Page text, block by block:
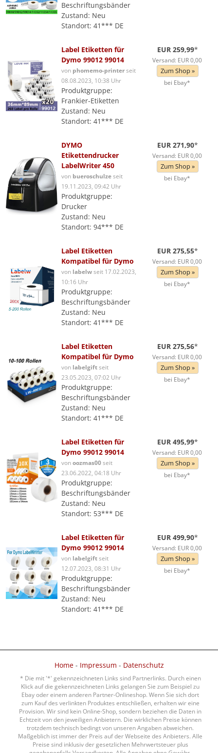
Beschriftungsbänder
Zustand: Neu
Standort: 41*** DE
Label Etiketten für
Dymo 99012 99014
von phomemo-printerseit
08.08.2023, 10:38 Uhr
Produktgruppe:
Frankier-Etiketten
Zustand: Neu
Standort: 41*** DE
EUR 259,99*
Versand: EUR 0,00
Zum Shop »
bei Ebay*
DYMO
Etikettendrucker
LabelWriter 450
von bueroschulzeseit
19.11.2023, 09:42 Uhr
Produktgruppe:
Drucker
Zustand: Neu
Standort: 94*** DE
EUR 271,90*
Versand: EUR 0,00
Zum Shop »
bei Ebay*
Label Etiketten
Kompatibel für Dymo
von labelwseit 17.02.2023,
10:16 Uhr
Produktgruppe:
Beschriftungsbänder
Zustand: Neu
Standort: 41*** DE
EUR 275,55*
Versand: EUR 0,00
Zum Shop »
bei Ebay*
Label Etiketten
Kompatibel für Dymo
von labelgiftseit
23.05.2023, 07:02 Uhr
Produktgruppe:
Beschriftungsbänder
Zustand: Neu
Standort: 41*** DE
EUR 275,56*
Versand: EUR 0,00
Zum Shop »
bei Ebay*
Label Etiketten für
Dymo 99012 99014
vonoozmas00seit
23.06.2022, 04:18 Uhr
Produktgruppe:
Beschriftungsbänder
Zustand: Neu
Standort: 53*** DE
EUR 495,99*
Versand: EUR 0,00
Zum Shop »
bei Ebay*
Label Etiketten für
Dymo 99012 99014
von labelgiftseit
12.07.2023, 08:31 Uhr
Produktgruppe:
Beschriftungsbänder
Zustand: Neu
Standort: 41*** DE
EUR 499,90*
Versand: EUR 0,00
Zum Shop »
bei Ebay*
Home- Impressum - Datenschutz
* Die mit '*' gekennzeichneten Links sind Partnerlinks. Durch einen
Klick auf die gekennzeichneten Links gelangen Sie zum Beispiel zu
Ebay oder einem anderen Partner-Onlineshop. Wenn Sie sich dort
zum Kauf des verlinkten Produktes entschließen, erhalten wir eine
Provision. Wir sind kein Online-Shop, sondern beziehen die Daten in
Echtzeit von den jeweiligen Anbietern. Die wirklichen Preise können
trotzdem technisch bedingt von unseren Angaben abweichen.
Maßgeblich ist immer der Preis auf der Webseite des Anbieters. Alle
Preise sind inklusiv der gesetzlichen Mehrwertsteuer plus